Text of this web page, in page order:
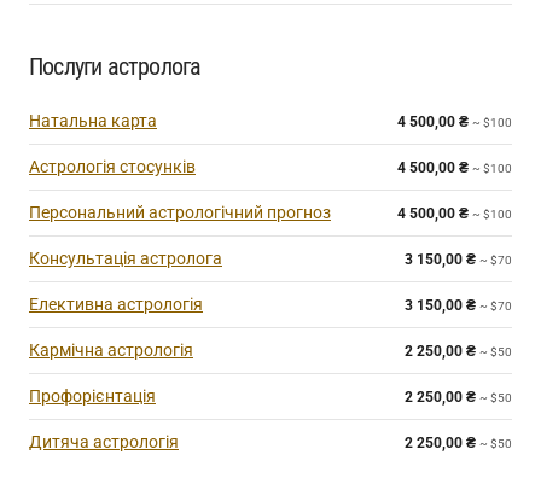
Послуги астролога
Натальна карта 4 500,00 ₴ ~ $100
Астрологія стосунків 4 500,00 ₴ ~ $100
Персональний астрологічний прогноз 4 500,00 ₴ ~ $100
Консультація астролога 3 150,00 ₴ ~ $70
Елективна астрологія 3 150,00 ₴ ~ $70
Кармічна астрологія 2 250,00 ₴ ~ $50
Профорієнтація 2 250,00 ₴ ~ $50
Дитяча астрологія 2 250,00 ₴ ~ $50